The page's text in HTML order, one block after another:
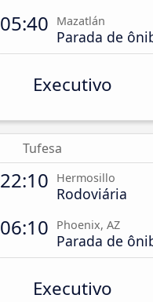
05:40 Mazatlán
Parada de
Executivo
Tufesa
22:10 Hermosillo
Rodoviária
06:10 Phoenix, AZ
Parada de
Executivo